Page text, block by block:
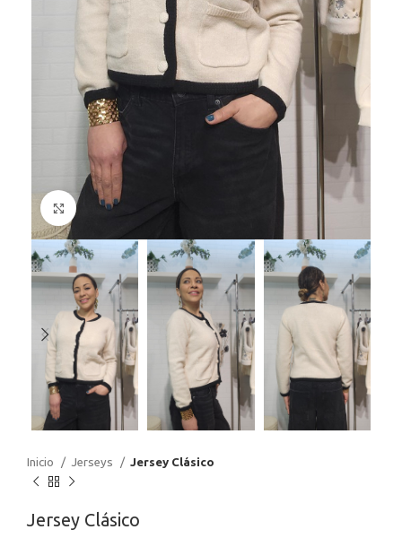
Haga Click para agrandar
Inicio Jerseys Jersey Clásico
Jersey Clásico